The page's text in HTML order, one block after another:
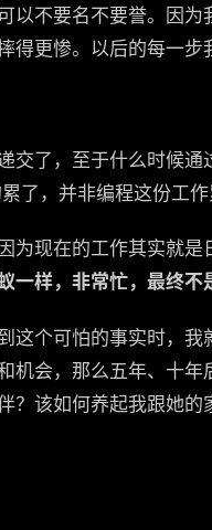
以不要名不要誉。因为
得更惨。以后的每一步
交了，至于什么时候
了，并非编程这份工
为现在的工作其实就是
一样，非常忙，最终不
这个可怕的事实时，我
机会，那么五年、十
？该如何养起我跟她的